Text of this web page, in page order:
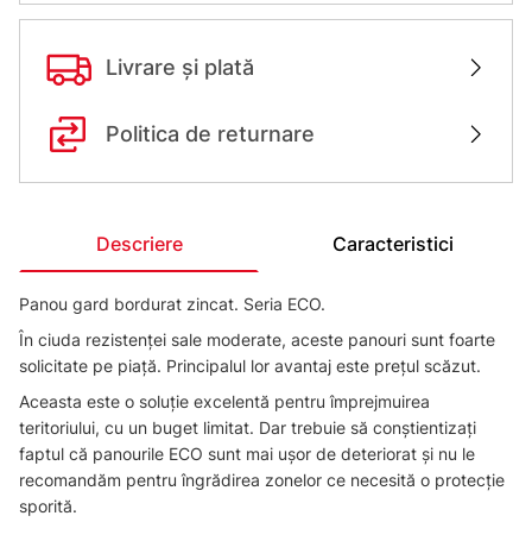
Livrare și plată
Politica de returnare
Descriere Caracteristici
Panou gard bordurat zincat. Seria ECO.
În ciuda rezistenței sale moderate, aceste panouri sunt foarte
solicitate pe piață. Principalul lor avantaj este prețul scăzut.
Aceasta este o soluție excelentă pentru împrejmuirea
teritoriului, cu un buget limitat. Dar trebuie să conștientizați
faptul că panourile ECO sunt mai ușor de deteriorat și nu le
recomandăm pentru îngrădirea zonelor ce necesită o protecție
sporită.